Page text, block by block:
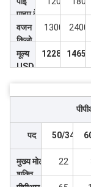
पाइप के
लिए
आउटपु
ट
वजन
किलो
1300 2400
मूल्य
USD
12280 14650
पद 50/34
मुख्य मोटर
शक्ति
22